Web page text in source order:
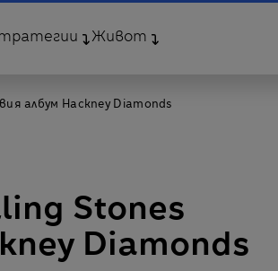
Живот
албум Hackney Diamonds
Stones
Diamonds